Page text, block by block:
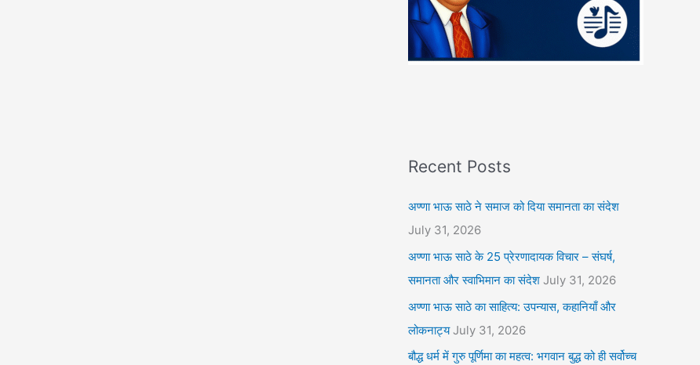
Recent Posts
अण्णा भाऊ साठे ने समाज को दिया समानता का संदेश
July 31, 2026
अण्णा भाऊ साठे के 25 प्रेरणादायक विचार – संघर्ष,
समानता और स्वाभिमान का संदेश July 31, 2026
अण्णा भाऊ साठे का साहित्य: उपन्यास, कहानियाँ और
लोकनाट्य July 31, 2026
बौद्ध धर्म में गुरु पूर्णिमा का महत्व: भगवान बुद्ध को ही सर्वोच्च